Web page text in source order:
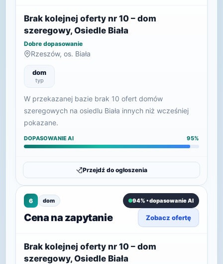
Brak kolejnej oferty nr 10 – dom
szeregowy, Osiedle Biała
Dobre dopasowanie
Rzeszów, os. Biała
dom
typ
W przekazanej bazie brak 10 ofert domów
szeregowych na osiedlu Biała innych niż wcześniej
pokazane.
DOPASOWANIE AI 95%
Przejdź do ogłoszenia
6 dom 94% • dopasowanie AI
Cena na zapytanie Zobacz ofertę
Brak kolejnej oferty nr 10 – dom
szeregowy, Osiedle Biała